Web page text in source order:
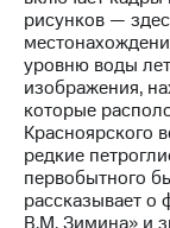
Личный
кабинет
капитал
и
аудит
Рынок
акций
рисунков —
уровню воды
изображения,
которые
Красноярского
редкие
первобытного
рассказывает